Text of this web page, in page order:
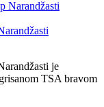
je
TSA bravom